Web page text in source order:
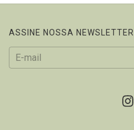
ASSINE NOSSA NEWSLETTER